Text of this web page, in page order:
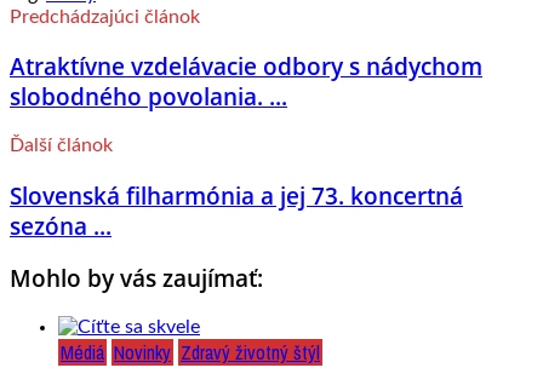
Predchádzajúci článok
Atraktívne vzdelávacie odbory s nádychom
slobodného povolania. ...
Ďalší článok
Slovenská filharmónia a jej 73. koncertná
sezóna ...
Mohlo by vás zaujímať:
Médiá Novinky Zdravý životný štýl